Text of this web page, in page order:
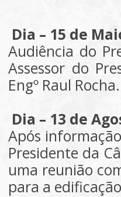
Dia – 15 de
Audiência do
Assessor do
Engº Raul Rocha.
Dia – 13 de
Após
Presidente da
uma reunião
para a